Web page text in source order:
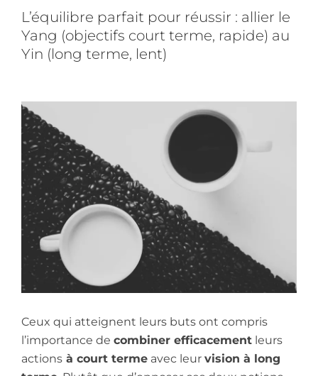
L’équilibre parfait pour réussir : allier le
Yang (objectifs court terme, rapide) au
Yin (long terme, lent)
Ceux qui atteignent leurs buts ont compris
l’importance de combiner efficacement leurs
actions à court terme avec leur vision à long